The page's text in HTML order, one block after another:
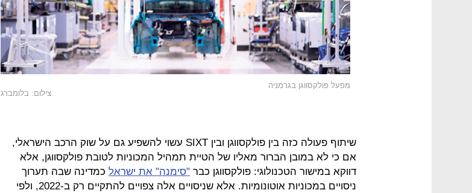
מפעל פולקסווגן בגרמניה
צילום: בלומברג
שיתוף פעולה כזה בין פולקסווגן ובין SIXT עשוי להשפיע גם על שוק הרכב הישראלי,
אם כי לא במובן הברור מאליו של הטיית תמהיל המכוניות לטובת פולקסווגן, אלא
דווקא במישור הטכנולוגי: פולקסווגן כבר "סימנה" את ישראל כמדינה שבה תערוך
ניסויים במכוניות אוטונומיות. אלא שניסויים אלה צפויים להתקיים רק ב-2022, ולפי